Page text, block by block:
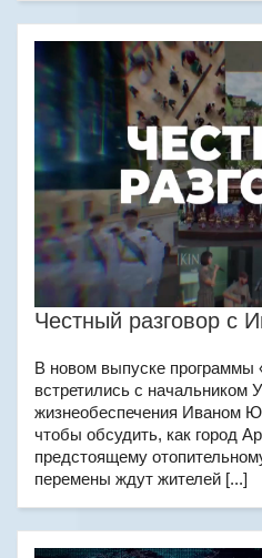
Честный разговор с
В новом выпуске программы
встретились с начальником
жизнеобеспечения Иваном
чтобы обсудить, как город
предстоящему
перемены ждут жителей [...]